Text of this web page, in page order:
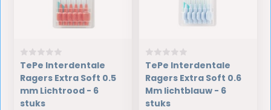
TePe Interdentale
Ragers Extra Soft 0.5
mm Lichtrood - 6
stuks
TePe Interdentale
Ragers Extra Soft 0.6
Mm lichtblauw - 6
stuks